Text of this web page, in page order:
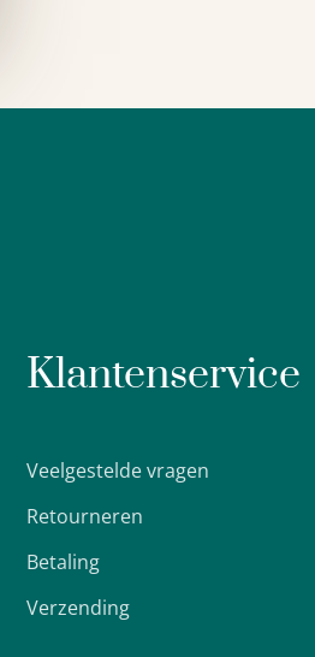
Klantenservice
Veelgestelde vragen
Retourneren
Betaling
Verzending